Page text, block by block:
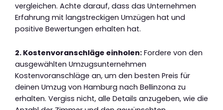
vergleichen. Achte darauf, dass das Unternehmen
Erfahrung mit langstreckigen Umzügen hat und
positive Bewertungen erhalten hat.
2. Kostenvoranschläge einholen: Fordere von den
ausgewählten Umzugsunternehmen
Kostenvoranschläge an, um den besten Preis für
deinen Umzug von Hamburg nach Bellinzona zu
erhalten. Vergiss nicht, alle Details anzugeben, wie die